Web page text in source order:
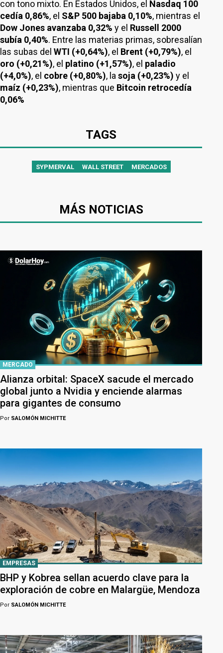
con tono mixto. En Estados Unidos, el Nasdaq 100
cedía 0,86%, el S&P 500 bajaba 0,10%, mientras el
Dow Jones avanzaba 0,32% y el Russell 2000
subía 0,40%. Entre las materias primas, sobresalían
las subas del WTI (+0,64%), el Brent (+0,79%), el
oro (+0,21%), el platino (+1,57%), el paladio
(+4,0%), el cobre (+0,80%), la soja (+0,23%) y el
maíz (+0,23%), mientras que Bitcoin retrocedía
0,06%
TAGS
SYPMERVAL WALL STREET MERCADOS
MÁS NOTICIAS
MERCADO
Alianza orbital: SpaceX sacude el mercado
global junto a Nvidia y enciende alarmas
para gigantes de consumo
Por SALOMÓN MICHITTE
EMPRESAS
BHP y Kobrea sellan acuerdo clave para la
exploración de cobre en Malargüe, Mendoza
Por SALOMÓN MICHITTE